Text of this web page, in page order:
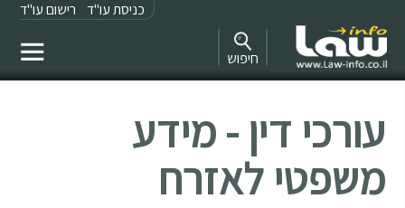
כניסת עו"ד רישום עו"ד
חיפוש
עורכי דין - מידע
משפטי לאזרח